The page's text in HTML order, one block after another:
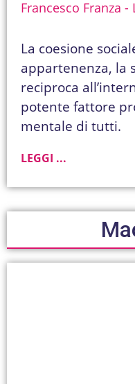
Francesco Franza
La coesione
appartenenza, la
reciproca
potente fattore
mentale di tutti.
LEGGI ...